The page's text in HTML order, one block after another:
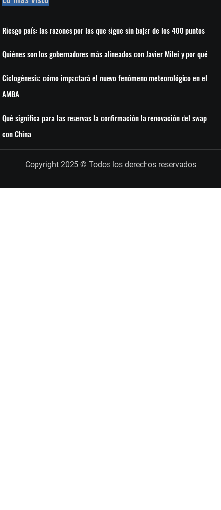
Riesgo país: las razones por las que sigue sin bajar de los 400 puntos
Quiénes son los gobernadores más alineados con Javier Milei y por qué
Ciclogénesis: cómo impactará el nuevo fenómeno meteorológico en el
AMBA
Qué significa para las reservas la confirmación la renovación del swap
con China
Copyright 2025 © Todos los derechos reservados